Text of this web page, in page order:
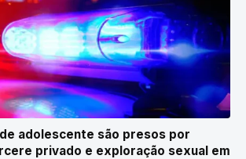
adolescente são presos por
privado e exploração sexual em